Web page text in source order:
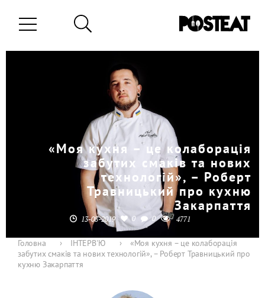
«Моя кухня – це колаборація
забутих смаків та нових
технологій», – Роберт
Травницький про кухню
Закарпаття
13-08-2019 0 0 4771
Головна › ІНТЕРВ'Ю ›
«Моя кухня – це колаборація
забутих смаків та нових технологій», – Роберт Травницький про
кухню Закарпаття